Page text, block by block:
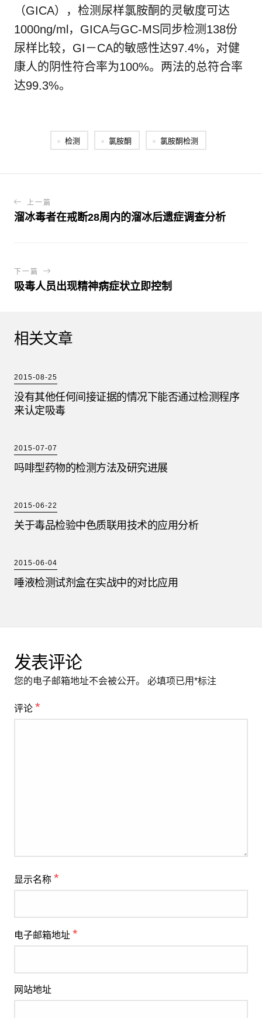
（GICA），检测尿样氯胺酮的灵敏度可达
1000ng/ml，GICA与GC-MS同步检测138份
尿样比较，GI－CA的敏感性达97.4%，对健
康人的阴性符合率为100%。两法的总符合率
达99.3%。
检测 氯胺酮 氯胺酮检测
上一篇
溜冰毒者在戒断28周内的溜冰后遗症调查分析
下一篇
吸毒人员出现精神病症状立即控制
相关文章
2015-08-25
没有其他任何间接证据的情况下能否通过检测程序
来认定吸毒
2015-07-07
吗啡型药物的检测方法及研究进展
2015-06-22
关于毒品检验中色质联用技术的应用分析
2015-06-04
唾液检测试剂盒在实战中的对比应用
发表评论
您的电子邮箱地址不会被公开。 必填项已用*标注
评论 *
显示名称 *
电子邮箱地址 *
网站地址